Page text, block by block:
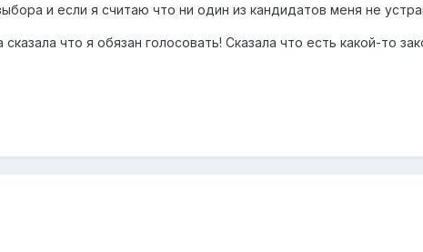
и если я считаю что ни один из кандидатов меня не
что я обязан голосовать! Сказала что есть какой-то